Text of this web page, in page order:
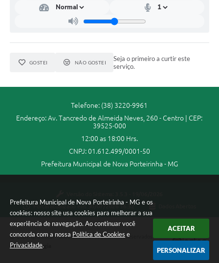
Prefeitura Municipal de Nova Porteirinha - MG e os
cookies: nosso site usa cookies para melhorar a sua
experiência de navegação. Ao continuar você
concorda com a nossa Política de Cookies e
Privacidade.
ACEITAR
PERSONALIZAR
GOSTEI NÃO GOSTEI
Seja o primeiro a curtir este
serviço.
Telefone: (38) 3220-9961
Endereço: Av. Tancredo de Almeida Neves, 260 - Centro | CEP:
39525-000
12:00 as 18:00 Hrs.
CNPJ: 01.612.499/0001-50
Prefeitura Municipal de Nova Porteirinha - MG
Portal atualizado em:30/07/2026 16:32
Copyright Instar - 2006-2026. Todos os direitos reservados -
Instar Tecnologia